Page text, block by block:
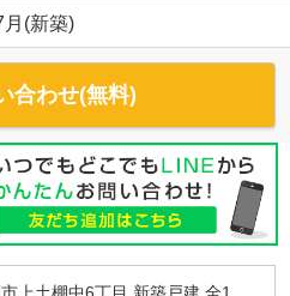
月(新築)
合わせ(無料)
上土棚中6丁目 新築戸建 全1